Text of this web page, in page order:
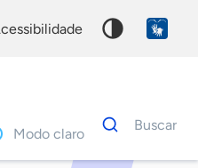
acessibilidade
Modo claro
Dados
para
Buscar